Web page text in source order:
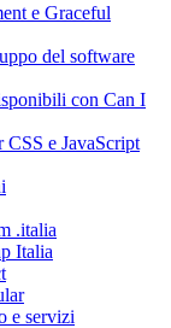
e Graceful
del software
con Can I
CSS e JavaScript
.italia
Italia
e servizi